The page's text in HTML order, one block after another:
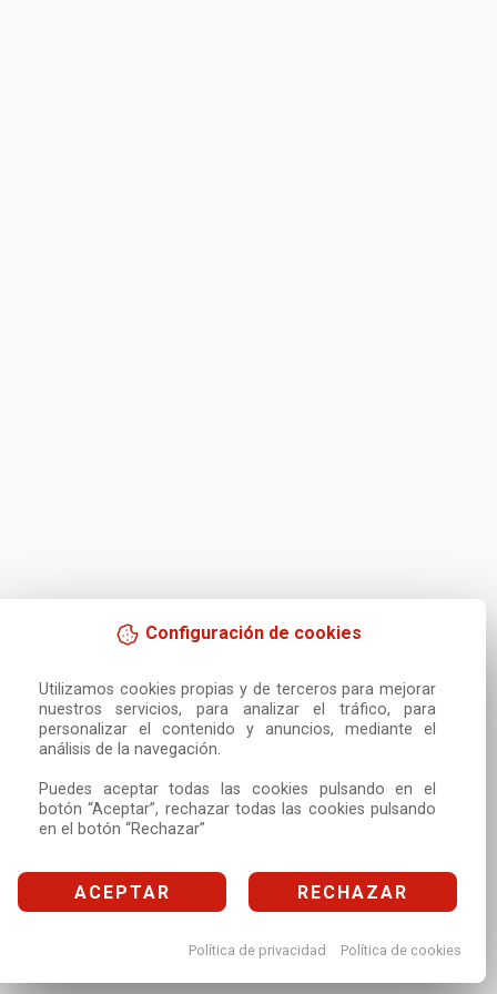
Configuración de cookies
Utilizamos cookies propias y de terceros para mejorar
nuestros servicios, para analizar el tráfico, para
personalizar el contenido y anuncios, mediante el
análisis de la navegación.
Puedes aceptar todas las cookies pulsando en el
botón “Aceptar”, rechazar todas las cookies pulsando
en el botón “Rechazar”
ACEPTAR RECHAZAR
Política de privacidad Política de cookies